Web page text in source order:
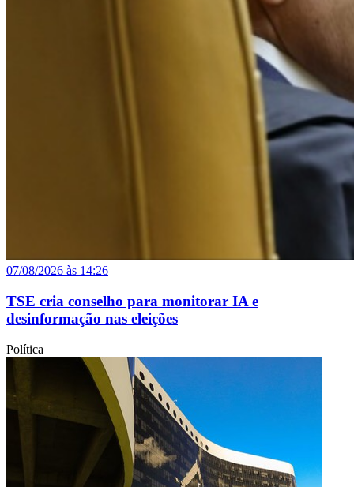
07/08/2026 às 14:26
TSE cria conselho para monitorar IA e
desinformação nas eleições
Política